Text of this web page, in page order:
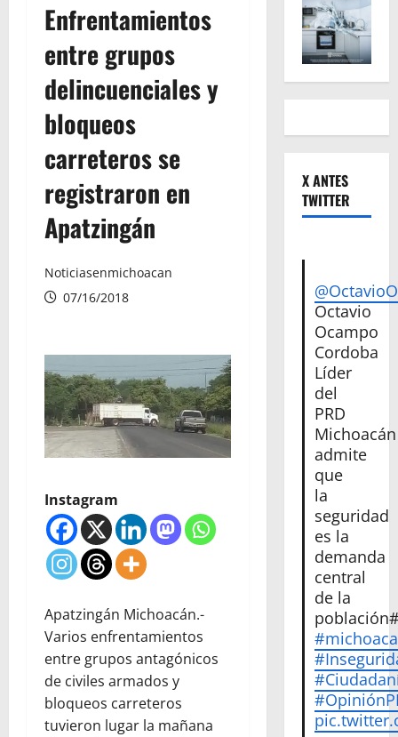
Enfrentamientos
entre grupos
delincuenciales y
bloqueos
carreteros se
registraron en
Apatzingán
Noticiasenmichoacan
07/16/2018
Instagram
Apatzingán Michoacán.-
Varios enfrentamientos
entre grupos antagónicos
de civiles armados y
bloqueos carreteros
tuvieron lugar la mañana
X ANTES
TWITTER
Octavio
Ocampo
Cordoba
Líder
del
PRD
Michoacán
admite
que
la
seguridad
es la
demanda
central
de la